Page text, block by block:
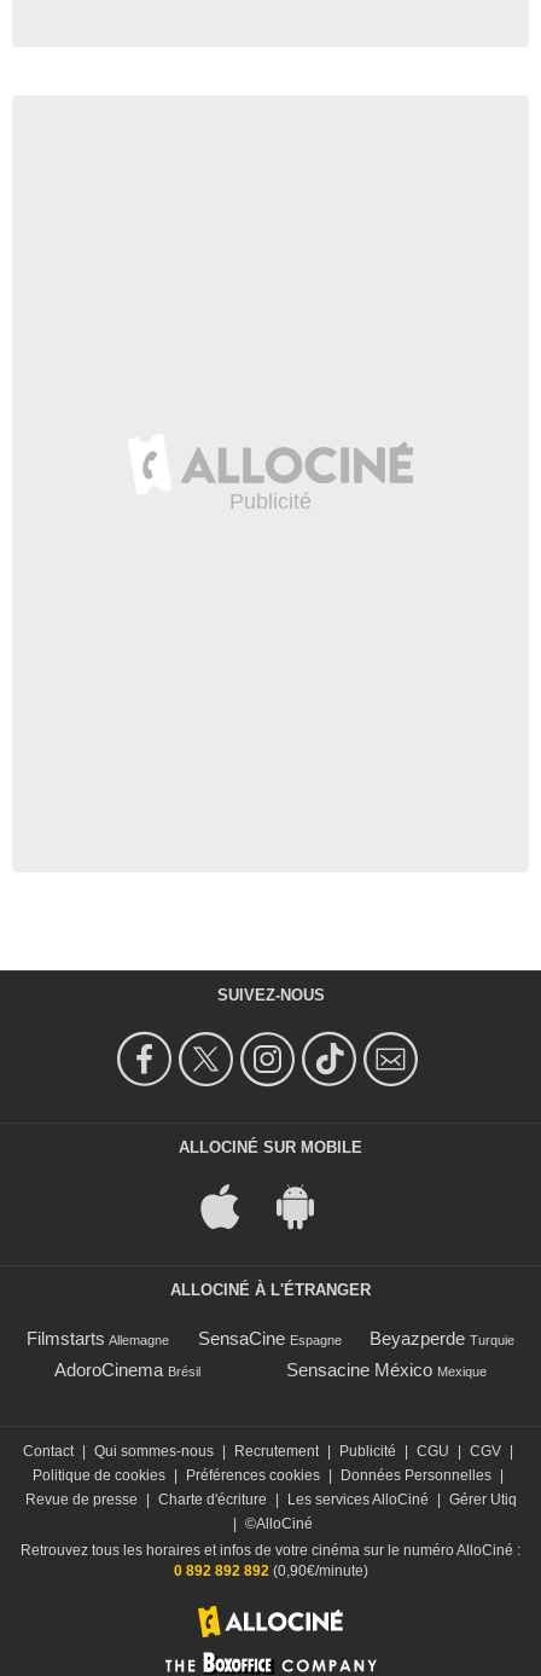
SUIVEZ-NOUS
ALLOCINÉ SUR MOBILE
ALLOCINÉ À L'ÉTRANGER
Filmstarts Allemagne SensaCine Espagne Beyazperde Turquie
AdoroCinema Brésil Sensacine México Mexique
Contact Qui sommes-nous Recrutement Publicité CGU CGV
Politique de cookies
Préférences cookies Données Personnelles
Revue de presse
Charte d'écriture Les services AlloCiné
Gérer Utiq
©AlloCiné
Retrouvez tous les horaires et infos de votre cinéma sur le numéro AlloCiné :
0 892 892 892(0,90€/minute)